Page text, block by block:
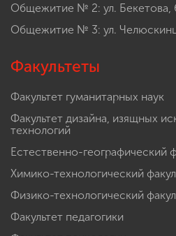
Общежитие № 2: ул. Бекетова,
Общежитие № 3: ул.
Факультеты
Факультет гуманитарных наук
Факультет дизайна, изящных
технологий
Естественно-географический
Химико-технологический
Физико-технологический
Факультет педагогики